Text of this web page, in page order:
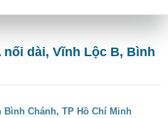
dài, Vĩnh Lộc B, Bình
Bình Chánh,TP Hồ Chí Minh